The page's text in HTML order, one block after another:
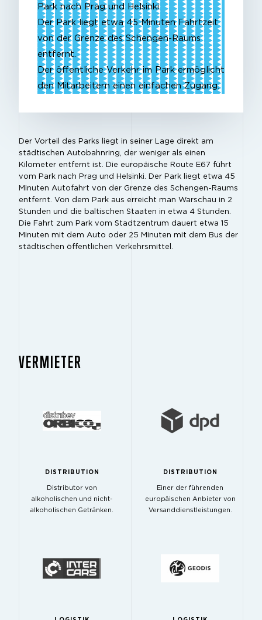
Park nach Prag und Helsinki.
Der Park liegt etwa 45 Minuten Fahrtzeit
von der Grenze des Schengen-Raums
entfernt.
Der öffentliche Verkehr im Park ermöglicht
den Mitarbeitern einen einfachen Zugang.
Der Vorteil des Parks liegt in seiner Lage direkt am
städtischen Autobahnring, der weniger als einen
Kilometer entfernt ist. Die europäische Route E67 führt
vom Park nach Prag und Helsinki. Der Park liegt etwa 45
Minuten Autofahrt von der Grenze des Schengen-Raums
entfernt. Von dem Park aus erreicht man Warschau in 2
Stunden und die baltischen Staaten in etwa 4 Stunden.
Die Fahrt zum Park vom Stadtzentrum dauert etwa 15
Minuten mit dem Auto oder 25 Minuten mit dem Bus der
städtischen öffentlichen Verkehrsmittel.
VERMIETER
DISTRIBUTION
Distributor von
alkoholischen und nicht-
alkoholischen Getränken.
DISTRIBUTION
Einer der führenden
europäischen Anbieter von
Versanddienstleistungen.